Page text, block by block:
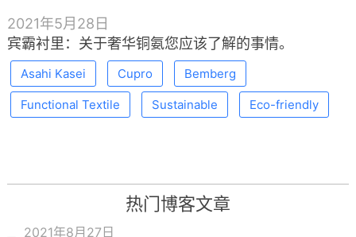
2021年5月28日
宾霸衬里：关于奢华铜氨您应该了解的事情。
Asahi Kasei Cupro Bemberg
Functional Textile Sustainable Eco-friendly
热门博客文章
2021年8月27日